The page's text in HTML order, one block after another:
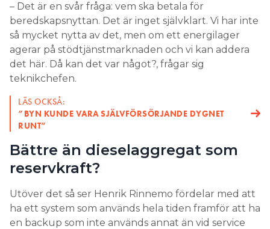
– Det är en svår fråga: vem ska betala för
beredskapsnyttan. Det är inget självklart. Vi har inte
så mycket nytta av det, men om ett energilager
agerar på stödtjänstmarknaden och vi kan addera
det här. Då kan det var något?, frågar sig
teknikchefen.
LÄS OCKSÅ:
”BYN KUNDE VARA SJÄLV­FÖRSÖRJANDE DYGNET
RUNT”
Bättre än dieselaggregat som
reservkraft?
Utöver det så ser Henrik Rinnemo fördelar med att
ha ett system som används hela tiden framför att ha
en backup som inte används annat än vid service